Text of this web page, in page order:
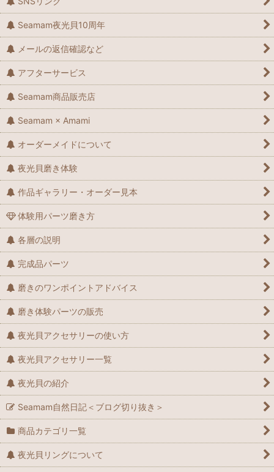
Seamam夜光貝10周年
メールの返信確認など
アフターサービス
Seamam商品販売店
Seamam × Amami
オーダーメイドについて
夜光貝磨き体験
作品ギャラリー・オーダー見本
体験用パーツ磨き方
各層の説明
完成品パーツ
磨きのワンポイントアドバイス
磨き体験パーツの販売
夜光貝アクセサリーの使い方
夜光貝アクセサリー一覧
夜光貝の紹介
Seamam自然日記＜ブログ切り抜き＞
商品カテゴリ一覧
夜光貝リングについて